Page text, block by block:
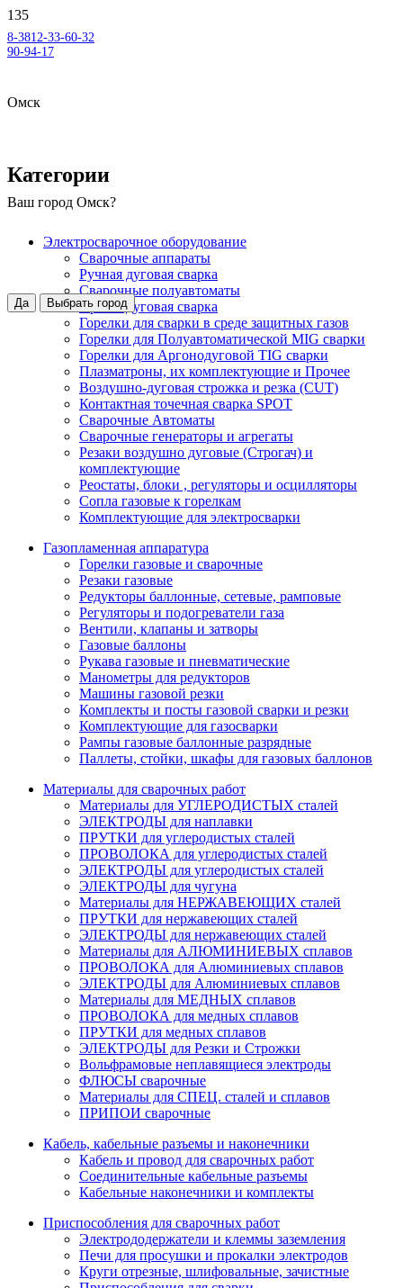
8-3812-33-60-32
90-94-17
Омск
Ваш город Омск?
Да Выбрать город
Категории
Электросварочное оборудование
Сварочные аппараты
Ручная дуговая сварка
Сварочные полуавтоматы
Аргонодуговая сварка
Горелки для сварки в среде защитных газов
Горелки для Полуавтоматической MIG сварки
Горелки для Аргонодуговой TIG сварки
Плазматроны, их комплектующие и Прочее
Воздушно-дуговая строжка и резка (CUT)
Контактная точечная сварка SPOT
Сварочные Автоматы
Сварочные генераторы и агрегаты
Резаки воздушно дуговые (Строгач) и
комплектующие
Реостаты, блоки , регуляторы и осцилляторы
Сопла газовые к горелкам
Комплектующие для электросварки
Газопламенная аппаратура
Горелки газовые и сварочные
Резаки газовые
Редукторы баллонные, сетевые, рамповые
Регуляторы и подогреватели газа
Вентили, клапаны и затворы
Газовые баллоны
Рукава газовые и пневматические
Манометры для редукторов
Машины газовой резки
Комплекты и посты газовой сварки и резки
Комплектующие для газосварки
Рампы газовые баллонные разрядные
Паллеты, стойки, шкафы для газовых баллонов
Материалы для сварочных работ
Материалы для УГЛЕРОДИСТЫХ сталей
ЭЛЕКТРОДЫ для наплавки
ПРУТКИ для углеродистых сталей
ПРОВОЛОКА для углеродистых сталей
ЭЛЕКТРОДЫ для углеродистых сталей
ЭЛЕКТРОДЫ для чугуна
Материалы для НЕРЖАВЕЮЩИХ сталей
ПРУТКИ для нержавеющих сталей
ЭЛЕКТРОДЫ для нержавеющих сталей
Материалы для АЛЮМИНИЕВЫХ сплавов
ПРОВОЛОКА для Алюминиевых сплавов
ЭЛЕКТРОДЫ для Алюминиевых сплавов
Материалы для МЕДНЫХ сплавов
ПРОВОЛОКА для медных сплавов
ПРУТКИ для медных сплавов
ЭЛЕКТРОДЫ для Резки и Строжки
Вольфрамовые неплавящиеся электроды
ФЛЮСЫ сварочные
Материалы для СПЕЦ. сталей и сплавов
ПРИПОИ сварочные
Кабель, кабельные разъемы и наконечники
Кабель и провод для сварочных работ
Соединительные кабельные разъемы
Кабельные наконечники и комплекты
Приспособления для сварочных работ
Электрододержатели и клеммы заземления
Печи для просушки и прокалки электродов
Круги отрезные, шлифовальные, зачистные